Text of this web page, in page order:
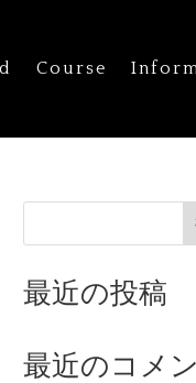
Course
最近の投稿
最近のコメ